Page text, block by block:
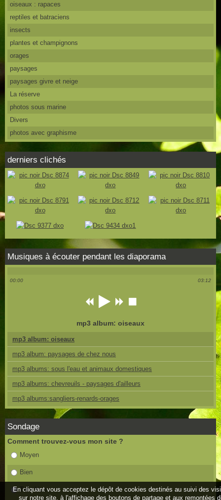
oiseaux : rapaces
reptiles et batraciens
insects
plantes et champignons
orages
paysages
paysages givre et neige
La réserve
photos sous marine
Divers
photos avec graphisme
derniers clichés
Musiques à écouter pendant les diaporama
00:00 03:12
mp3 album: oiseaux
mp3 album: oiseaux
mp3 album: paysages de chez nous
mp3 albums: sous l'eau et animaux domestiques
mp3 albums: chevreuils - paysages d'ailleurs
mp3 albums:sangliers-renards-orages
Sondage
Comment trouvez-vous mon site ?
Moyen
Bien
Très bien
En cliquant vous acceptez le dépôt de cookies destinés au suivi des
sur notre site, à l'affichage des boutons de partage et aux remontées